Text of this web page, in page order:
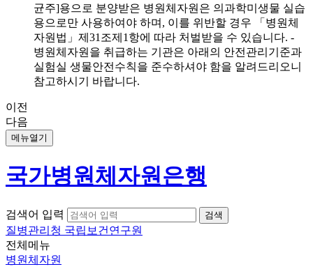
균주]용으로 분양받은 병원체자원은 의과학미생물 실습
용으로만 사용하여야 하며, 이를 위반할 경우 「병원체
자원법」제31조제1항에 따라 처벌받을 수 있습니다. -
병원체자원을 취급하는 기관은 아래의 안전관리기준과
실험실 생물안전수칙을 준수하셔야 함을 알려드리오니
참고하시기 바랍니다.
이전
다음
메뉴열기
국가병원체자원은행
검색어 입력
질병관리청 국립보건연구원
전체메뉴
병원체자원